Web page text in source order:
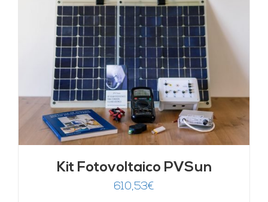
Kit Fotovoltaico PVSun
610,53€